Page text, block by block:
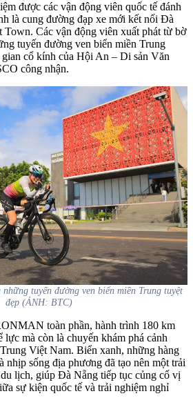
được các vận động viên quốc tế đánh
là cung đường đạp xe mới kết nối Đà
Các vận động viên xuất phát từ bờ
tuyến đường ven biển miền Trung
cổ kính của Hội An – Di sản Văn
công nhận.
tuyến đường ven biển miền Trung tuyệt
đẹp (ẢNH: BTC)
toàn phần, hành trình 180 km
lực mà còn là chuyến khám phá cảnh
Việt Nam. Biển xanh, những hàng
nhịp sống địa phương đã tạo nên một trải
lịch, giúp Đà Nẵng tiếp tục củng cố vị
sự kiện quốc tế và trải nghiệm nghỉ